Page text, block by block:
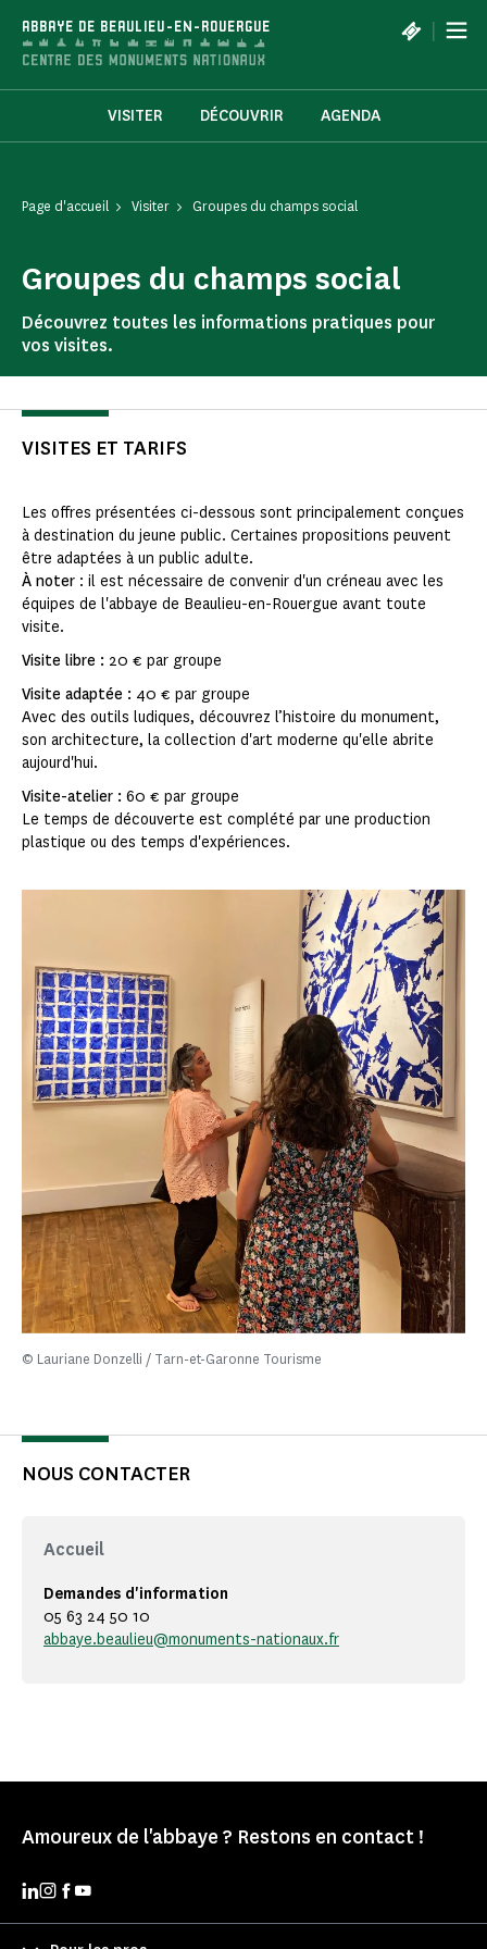
ABBAYE DE BEAULIEU-EN-ROUERGUE |
VISITER DÉCOUVRIR AGENDA
Page d'accueil Visiter Groupes du champs social
Groupes du champs social
Découvrez toutes les informations pratiques pour
vos visites.
VISITES ET TARIFS
Les offres présentées ci-dessous sont principalement conçues
à destination du jeune public. Certaines propositions peuvent
être adaptées à un public adulte.
À noter : il est nécessaire de convenir d'un créneau avec les
équipes de l'abbaye de Beaulieu-en-Rouergue avant toute
visite.
Visite libre : 20 € par groupe
Visite adaptée : 40 € par groupe
Avec des outils ludiques, découvrez l’histoire du monument,
son architecture, la collection d'art moderne qu'elle abrite
aujourd'hui.
Visite-atelier : 60 € par groupe
Le temps de découverte est complété par une production
plastique ou des temps d'expériences.
© Lauriane Donzelli / Tarn-et-Garonne Tourisme
NOUS CONTACTER
Accueil
Demandes d'information
05 63 24 50 10
abbaye.beaulieu@monuments-nationaux.fr
Amoureux de l'abbaye ? Restons en contact !